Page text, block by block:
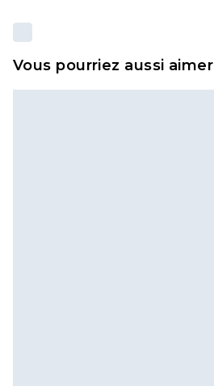
Vous pourriez aussi aimer